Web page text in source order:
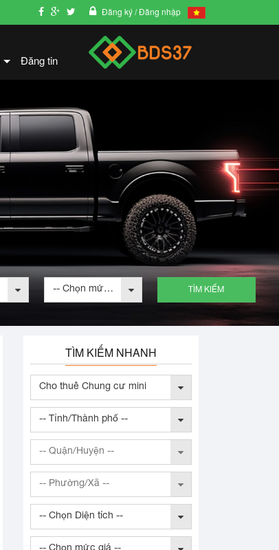
Đăng ký/ Đăng nhập
Đăng tin
-- Chọn mức giá -- TÌM KIẾM
TÌM KIẾM NHANH
Cho thuê Chung cư mini
-- Tỉnh/Thành phố --
-- Quận/Huyện --
-- Phường/Xã --
-- Chọn Diện tích --
-- Chọn mức giá --